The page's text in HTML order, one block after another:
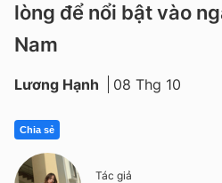
lòng để nổi bật vào
Nam
Lương Hạnh 08 Thg 10
Chia sẻ
Tác giả